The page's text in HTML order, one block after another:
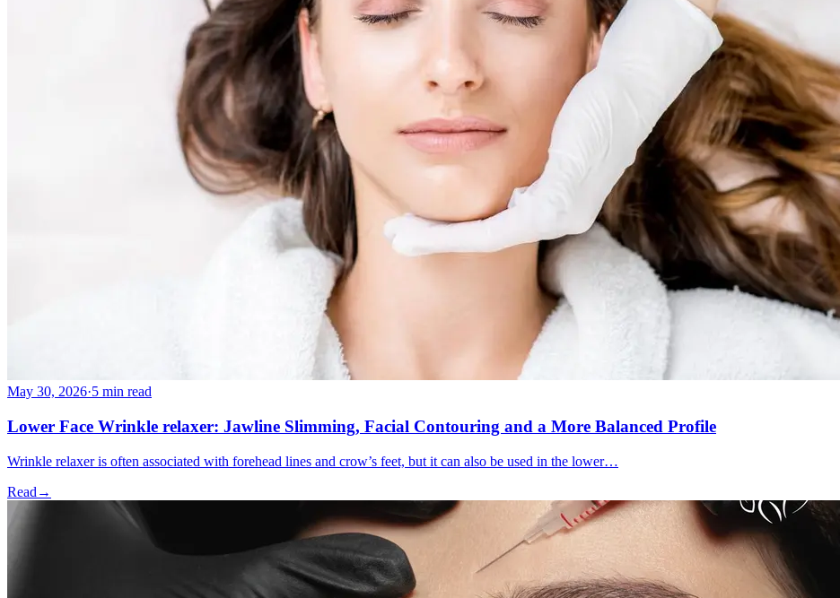
Holistic Health
Emsella Treatment for Incontinence in Montreal
Dimmed treatments aren't offered at Monkland
May 30, 2026·5 min read
Lower Face Wrinkle relaxer: Jawline Slimming, Facial Contouring and a More Balanced Profile
Wrinkle relaxer is often associated with forehead lines and crow’s feet, but it can also be used in the lower…
Read →